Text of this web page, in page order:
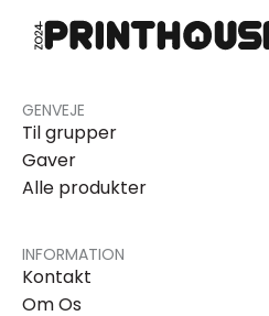
GENVEJE
Til grupper
Gaver
Alle produkter
INFORMATION
Kontakt
Om Os